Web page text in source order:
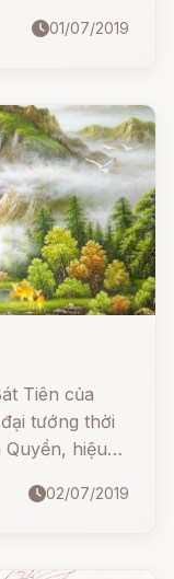
khó, ốm
ông.
01/07/2019
Tiên của
tướng thời
hiệu
02/07/2019